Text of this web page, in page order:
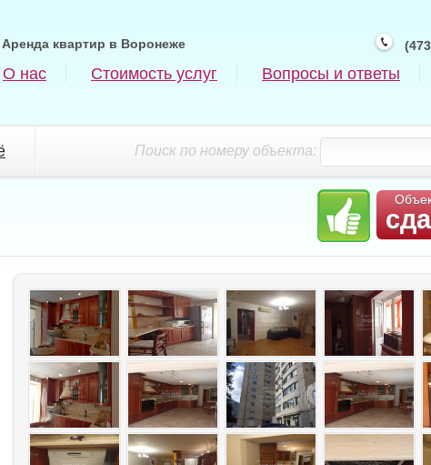
Аренда квартир в Воронеже
О нас Стоимость услуг Вопросы и ответы
Поиск по номеру объекта: